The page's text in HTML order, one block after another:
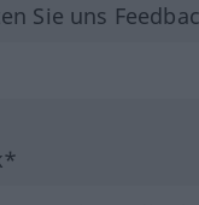
Sie uns